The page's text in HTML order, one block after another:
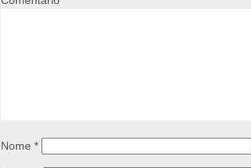
Nome *